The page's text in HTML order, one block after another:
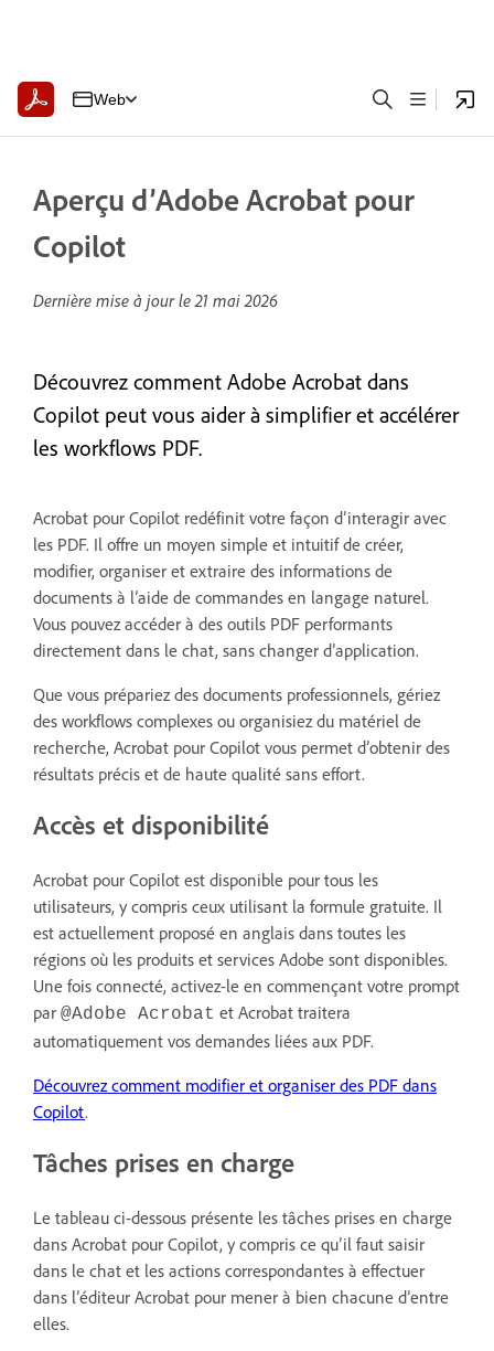
Web
Aperçu d’Adobe Acrobat pour
Copilot
Dernière mise à jour le21 mai 2026
Découvrez comment Adobe Acrobat dans
Copilot peut vous aider à simplifier et accélérer
les workflows PDF.
Acrobat pour Copilot redéfinit votre façon d’interagir avec
les PDF. Il offre un moyen simple et intuitif de créer,
modifier, organiser et extraire des informations de
documents à l’aide de commandes en langage naturel.
Vous pouvez accéder à des outils PDF performants
directement dans le chat, sans changer d’application.
Que vous prépariez des documents professionnels, gériez
des workflows complexes ou organisiez du matériel de
recherche, Acrobat pour Copilot vous permet d’obtenir des
résultats précis et de haute qualité sans effort.
Accès et disponibilité
Acrobat pour Copilot est disponible pour tous les
utilisateurs, y compris ceux utilisant la formule gratuite. Il
est actuellement proposé en anglais dans toutes les
régions où les produits et services Adobe sont disponibles.
Une fois connecté, activez-le en commençant votre prompt
par @Adobe Acrobat et Acrobat traitera
automatiquement vos demandes liées aux PDF.
Découvrez comment modifier et organiser des PDF dans
Copilot.
Tâches prises en charge
Le tableau ci-dessous présente les tâches prises en charge
dans Acrobat pour Copilot, y compris ce qu’il faut saisir
dans le chat et les actions correspondantes à effectuer
dans l’éditeur Acrobat pour mener à bien chacune d’entre
elles.